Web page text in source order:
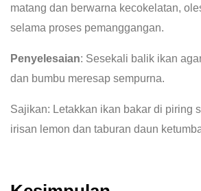
matang dan berwarna kecokelatan,
selama proses pemanggangan.
Penyelesaian: Sesekali balik ikan
dan bumbu meresap sempurna.
Sajikan: Letakkan ikan bakar di piring
irisan lemon dan taburan daun